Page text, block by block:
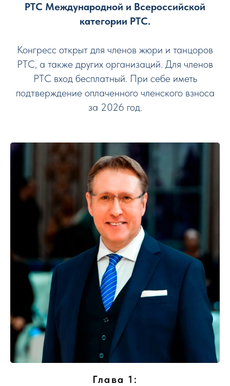
РТС Международной и Всероссийской
категории РТС.
Конгресс открыт для членов жюри и танцоров
РТС, а также других организаций. Для членов
РТС вход бесплатный. При себе иметь
подтверждение оплаченного членского взноса
за 2026 год.
Глава 1: